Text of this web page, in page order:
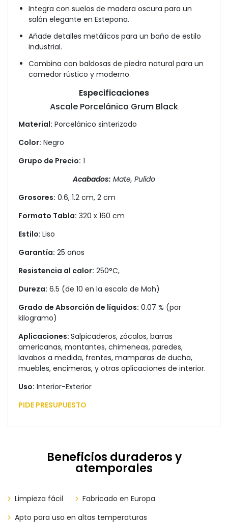
Integra con suelos de madera oscura para un
salón elegante en Estepona.
Añade detalles metálicos para un baño de estilo
industrial.
Combina con baldosas de piedra natural para un
comedor rústico y moderno.
Especificaciones
Ascale Porcelánico Grum Black
Material: Porcelánico sinterizado
Color: Negro
Grupo de Precio: 1
Acabados: Mate, Pulido
Grosores: 0.6, 1.2 cm, 2 cm
Formato Tabla: 320 x 160 cm
Estilo: Liso
Garantía: 25 años
Resistencia al calor: 250°C,
Dureza: 6.5 (de 10 en la escala de Moh)
Grado de Absorción de líquidos: 0.07 % (por
kilogramo)
Aplicaciones: Salpicaderos, zócalos, barras
americanas, montantes, chimeneas, paredes,
lavabos a medida, frentes, mamparas de ducha,
muebles, encimeras, y otras aplicaciones de interior.
Uso: Interior-Exterior
PIDE PRESUPUESTO
Beneficios duraderos y
atemporales
Limpieza fácil
​​​​Fabricado en Europa
Apto para uso en altas temperaturas